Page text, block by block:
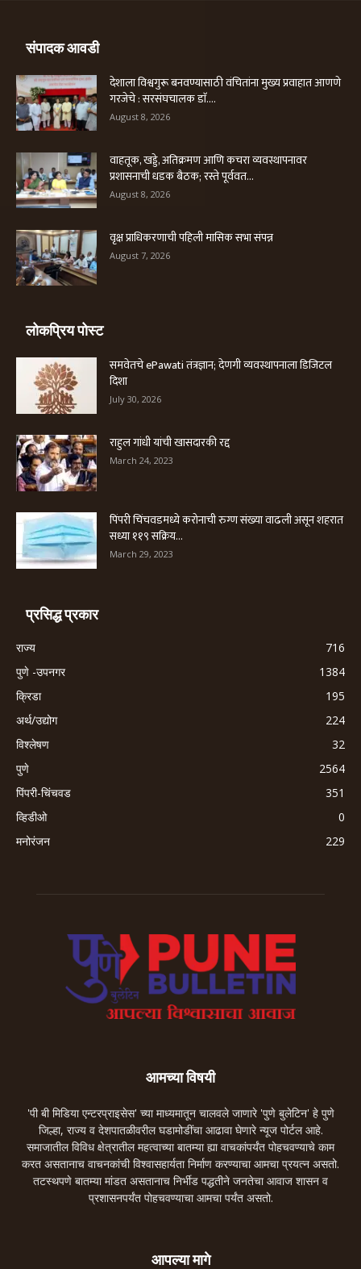
संपादक आवडी
देशाला विश्वगुरू बनवण्यासाठी वंचितांना मुख्य प्रवाहात आणणे
गरजेचे : सरसंघचालक डाॅ....
August 8, 2026
वाहतूक, खड्डे, अतिक्रमण आणि कचरा व्यवस्थापनावर
प्रशासनाची धडक बैठक; रस्ते पूर्ववत...
August 8, 2026
वृक्ष प्राधिकरणाची पहिली मासिक सभा संपन्न
August 7, 2026
लोकप्रिय पोस्ट
समवेतचे ePawati तंत्रज्ञान; देणगी व्यवस्थापनाला डिजिटल
दिशा
July 30, 2026
राहुल गांधी यांची खासदारकी रद्द
March 24, 2023
पिंपरी चिंचवडमध्ये करोनाची रुग्ण संख्या वाढली असून शहरात
सध्या ११९ सक्रिय...
March 29, 2023
प्रसिद्ध प्रकार
राज्य
716
पुणे -उपनगर
1384
क्रिडा
195
अर्थ/उद्योग
224
विश्लेषण
32
पुणे
2564
पिंपरी-चिंचवड
351
व्हिडीओ
0
मनोरंजन
229
आमच्या विषयी
'पी बी मिडिया एन्टरप्राइसेस' च्या माध्यमातून चालवले जाणारे 'पुणे बुलेटिन' हे पुणे
जिल्हा, राज्य व देशपातळीवरील घडामोडींचा आढावा घेणारे न्यूज पोर्टल आहे.
समाजातील विविध क्षेत्रातील महत्वाच्या बातम्या ह्या वाचकांपर्यंत पोहचवण्याचे काम
करत असतानाच वाचनकांची विश्वासहार्यता निर्माण करण्याचा आमचा प्रयत्न असतो.
तटस्थपणे बातम्या मांडत असतानाच निर्भीड पद्धतीने जनतेचा आवाज शासन व
प्रशासनपर्यंत पोहचवण्याचा आमचा पर्यंत असतो.
आपल्या मागे